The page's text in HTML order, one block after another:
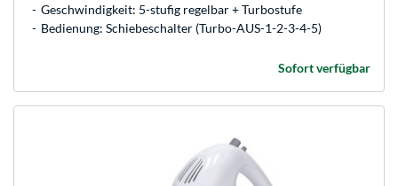
Geschwindigkeit: 5-stufig regelbar + Turbostufe
Bedienung: Schiebeschalter (Turbo-AUS-1-2-3-4-5)
Sofort verfügbar